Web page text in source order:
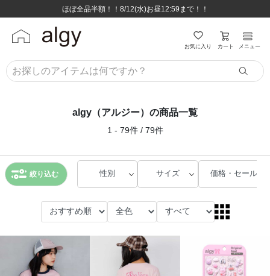
8,800円(税込)以上のお買い物で送料無料♪
ほぼ全品半額！！8/12(水)お昼12:59まで！！
8,800円(税込)以上のお買い物で送料無料♪
ほぼ全品半額！！8/12(水)お昼12:59まで！！
お気に入り カート メニュー
algy（アルジー）の商品一覧
1 - 79件 / 79件
絞り込む 性別 サイズ 価格・セール